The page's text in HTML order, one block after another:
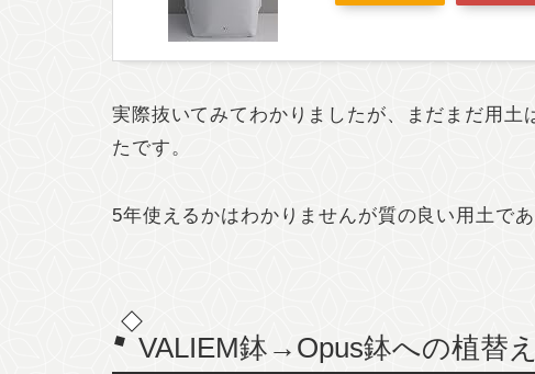
実際抜いてみてわかりましたが、まだまだ用
たです。
5年使えるかはわかりませんが質の良い用土であ
VALIEM鉢→Opus鉢への植替え